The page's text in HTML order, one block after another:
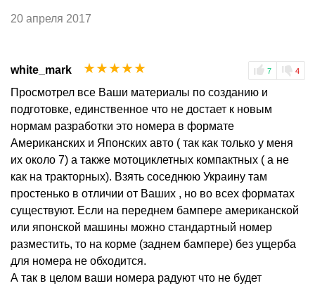
20 апреля 2017
white_mark 7 4
☆
☆
☆
☆
☆
Просмотрел все Ваши материалы по созданию и
подготовке, единственное что не достает к новым
нормам разработки это номера в формате
Американских и Японских авто ( так как только у меня
их около 7) а также мотоциклетных компактных ( а не
как на тракторных). Взять соседнюю Украину там
простенько в отличии от Ваших , но во всех форматах
существуют. Если на переднем бампере американской
или японской машины можно стандартный номер
разместить, то на корме (заднем бампере) без ущерба
для номера не обходится.
А так в целом ваши номера радуют что не будет